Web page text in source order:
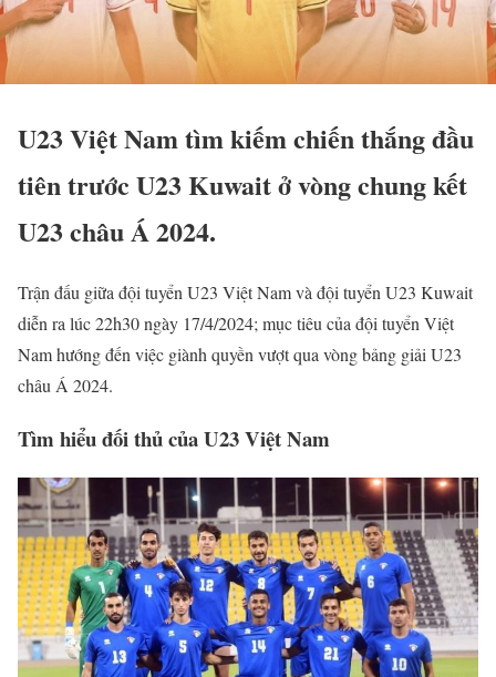
U23 Việt Nam tìm kiếm chiến thắng đầu
tiên trước U23 Kuwait ở vòng chung kết
U23 châu Á 2024.
Trận đấu giữa đội tuyển U23 Việt Nam và đội tuyển U23 Kuwait
diễn ra lúc 22h30 ngày 17/4/2024; mục tiêu của đội tuyển Việt
Nam hướng đến việc giành quyền vượt qua vòng bảng giải U23
châu Á 2024.
Tìm hiểu đối thủ của U23 Việt Nam